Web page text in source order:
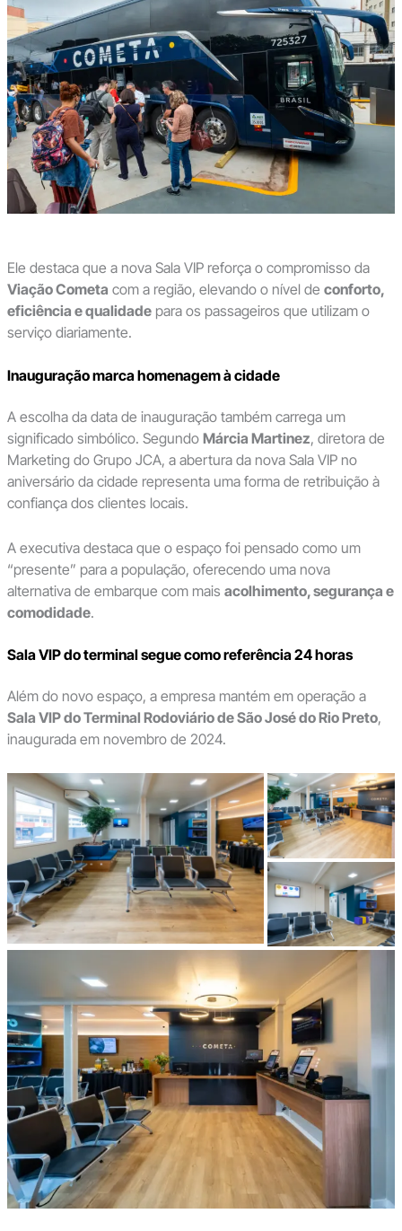
Ele destaca que a nova Sala VIP reforça o compromisso da
Viação Cometa com a região, elevando o nível de conforto,
eficiência e qualidadepara os passageiros que utilizam o
serviço diariamente.
Inauguração marca homenagem à cidade
A escolha da data de inauguração também carrega um
significado simbólico. Segundo Márcia Martinez, diretora de
Marketing do Grupo JCA, a abertura da nova Sala VIP no
aniversário da cidade representa uma forma de retribuição à
confiança dos clientes locais.
A executiva destaca que o espaço foi pensado como um
“presente” para a população, oferecendo uma nova
alternativa de embarque com mais acolhimento, segurança e
comodidade.
Sala VIP do terminal segue como referência 24 horas
Além do novo espaço, a empresa mantém em operação a
Sala VIP do Terminal Rodoviário de São José do Rio Preto,
inaugurada em novembro de 2024.